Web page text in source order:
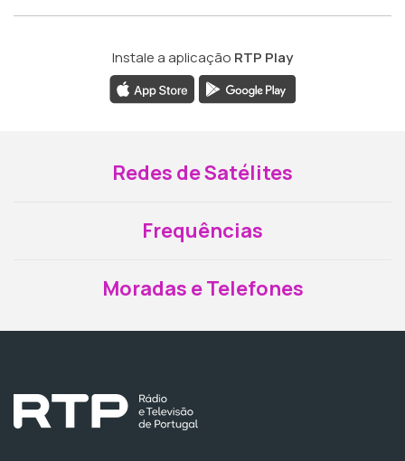
Instale a aplicação RTP Play
Redes de Satélites
Frequências
Moradas e Telefones